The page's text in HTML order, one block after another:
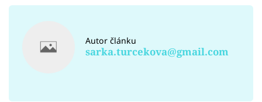
Autor článku
sarka.turcekova@gmail.com